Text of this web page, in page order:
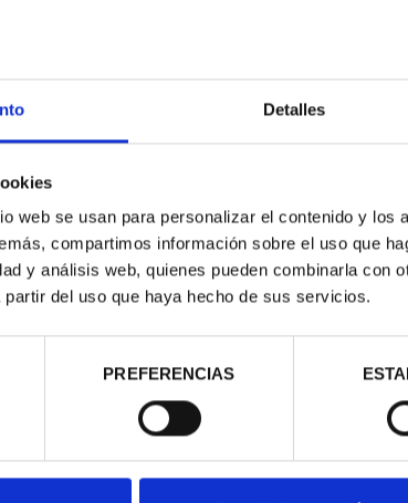
Detalles
web se usan para personalizar el contenido y los
compartimos información sobre el uso que
y análisis web, quienes pueden combinarla con
partir del uso que haya hecho de sus servicios.
PREFERENCIAS
REALES
140,00 €
JUAN (2023) 8 R...
140,00 €